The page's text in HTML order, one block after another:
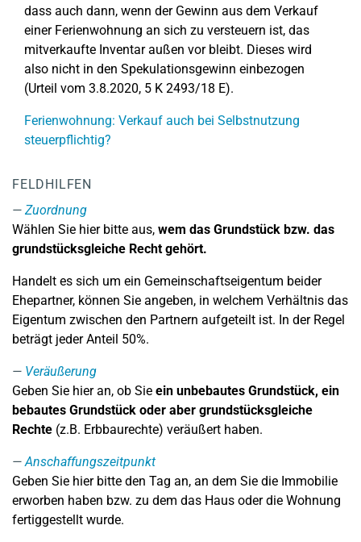
dass auch dann, wenn der Gewinn aus dem Verkauf
einer Ferienwohnung an sich zu versteuern ist, das
mitverkaufte Inventar außen vor bleibt. Dieses wird
also nicht in den Spekulationsgewinn einbezogen
(Urteil vom 3.8.2020, 5 K 2493/18 E).
Ferienwohnung: Verkauf auch bei Selbstnutzung
steuerpflichtig?
FELDHILFEN
Zuordnung
Wählen Sie hier bitte aus, wem das Grundstück bzw. das
grundstücksgleiche Recht gehört.
Handelt es sich um ein Gemeinschaftseigentum beider
Ehepartner, können Sie angeben, in welchem Verhältnis das
Eigentum zwischen den Partnern aufgeteilt ist. In der Regel
beträgt jeder Anteil 50%.
Veräußerung
Geben Sie hier an, ob Sie ein unbebautes Grundstück, ein
bebautes Grundstück oder aber grundstücksgleiche
Rechte (z.B. Erbbaurechte) veräußert haben.
Anschaffungszeitpunkt
Geben Sie hier bitte den Tag an, an dem Sie die Immobilie
erworben haben bzw. zu dem das Haus oder die Wohnung
fertiggestellt wurde.